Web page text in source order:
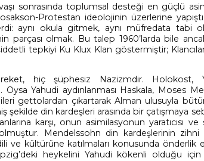
sonrasında toplumsal desteği en güçlü
Protestan ideolojinin üzerlerine
aynı okula gitmek, aynı müfredata tabi
parçası olmak. Bu talep 1960’larda bile
tepkiyi Ku Klux Klan göstermiştir;
hiç şüphesiz Nazizmdir. Holokost,
Yahudi aydınlanması Haskala, Moses
gettolardan çıkartarak Alman ulusuyla
şekilde din kardeşleri arasında bir çatışmaya
karşı, onun asimilasyonun yaratıcısı ve
Mendelssohn din kardeşlerinin zihni
ve kültürüne katılmaları konusunda önderlik
heykelini Yahudi kökenli olduğu için